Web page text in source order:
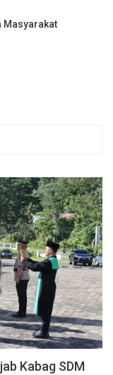
Masyarakat
Kabag SDM